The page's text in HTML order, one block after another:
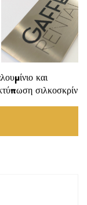
και
σιλκοσκρίν